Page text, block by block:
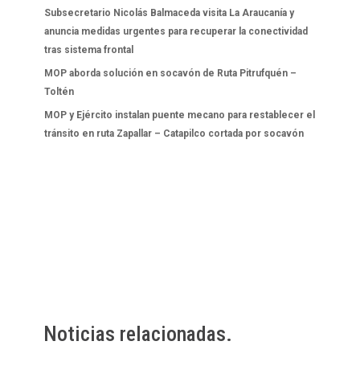
Subsecretario Nicolás Balmaceda visita La Araucanía y
anuncia medidas urgentes para recuperar la conectividad
tras sistema frontal
MOP aborda solución en socavón de Ruta Pitrufquén –
Toltén
MOP y Ejército instalan puente mecano para restablecer el
tránsito en ruta Zapallar – Catapilco cortada por socavón
Noticias relacionadas.